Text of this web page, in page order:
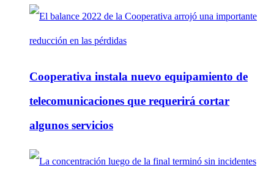
Cooperativa instala nuevo equipamiento de
telecomunicaciones que requerirá cortar
algunos servicios